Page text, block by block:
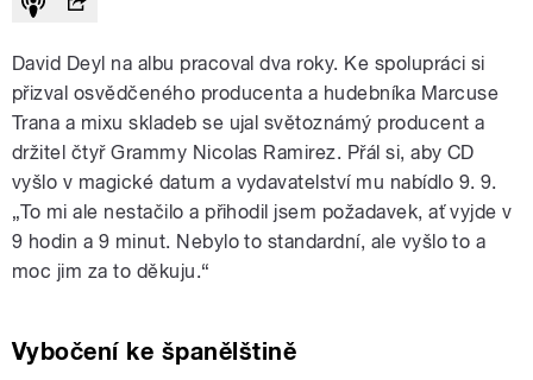
David Deyl na albu pracoval dva roky. Ke spolupráci si
přizval osvědčeného producenta a hudebníka Marcuse
Trana a mixu skladeb se ujal světoznámý producent a
držitel čtyř Grammy Nicolas Ramirez. Přál si, aby CD
vyšlo v magické datum a vydavatelství mu nabídlo 9. 9.
„To mi ale nestačilo a přihodil jsem požadavek, ať vyjde v
9 hodin a 9 minut. Nebylo to standardní, ale vyšlo to a
moc jim za to děkuju.“
Vybočení ke španělštině